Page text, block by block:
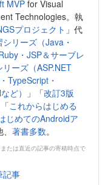
MVPfor Visual
Technologies。執
プロジェクト 」代
シリーズ（Java・
・JSP＆サーブレ
リーズ（ASP.NET
TypeScript・
ど）
」「改訂3版
これからはじめる
じめてのAndroidア
著書多数。
たは直近の記事の寄稿時点で
記事